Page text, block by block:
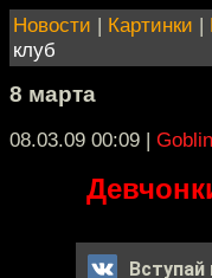
Новости | Картинки |
клуб
8 марта
08.03.09 00:09 | Goblin